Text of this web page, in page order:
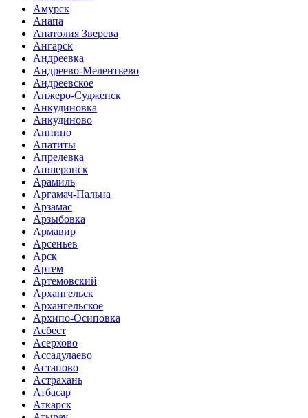
Амурск
Анапа
Анатолия Зверева
Ангарск
Андреевка
Андреево-Мелентьево
Андреевское
Анжеро-Судженск
Анкудиновка
Анкудиново
Аннино
Апатиты
Апрелевка
Апшеронск
Арамиль
Аргамач-Пальна
Арзамас
Арзыбовка
Армавир
Арсеньев
Арск
Артем
Артемовский
Архангельск
Архангельское
Архипо-Осиповка
Асбест
Асерхово
Ассадулаево
Астапово
Астрахань
Атбасар
Аткарск